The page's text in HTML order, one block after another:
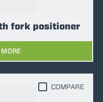
fork positioner
COMPARE